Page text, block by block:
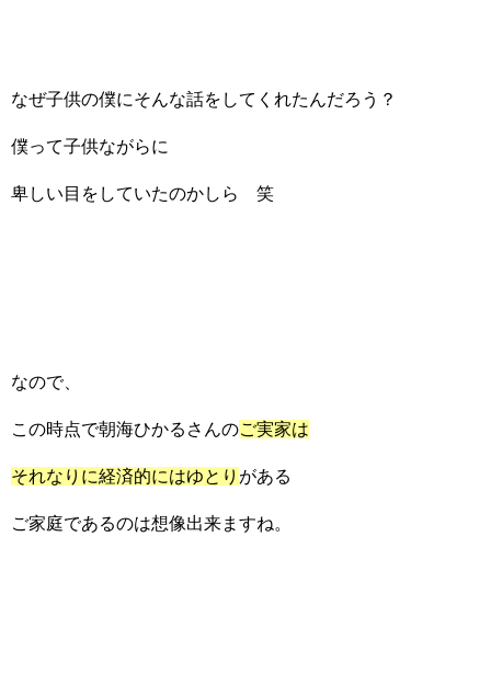
なぜ子供の僕にそんな話をしてくれたんだろう？
僕って子供ながらに
卑しい目をしていたのかしら 笑
なので、
この時点で朝海ひかるさんのご実家は
それなりに経済的にはゆとり がある
ご家庭であるのは想像出来ますね。